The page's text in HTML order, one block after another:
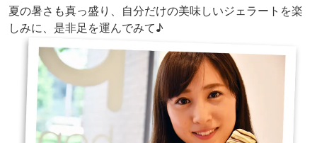
夏の暑さも真っ盛り、自分だけの美味しいジェラートを楽
しみに、是非足を運んでみて♪